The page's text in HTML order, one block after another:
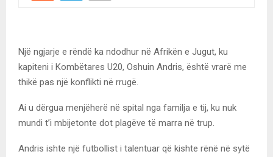
Një ngjarje e rëndë ka ndodhur në Afrikën e Jugut, ku
kapiteni i Kombëtares U20, Oshuin Andris, është vrarë me
thikë pas një konflikti në rrugë.
Ai u dërgua menjëherë në spital nga familja e tij, ku nuk
mundi t’i mbijetonte dot plagëve të marra në trup.
Andris ishte një futbollist i talentuar që kishte rënë në sytë